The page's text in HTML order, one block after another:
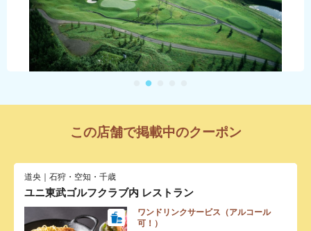
この店舗で掲載中のクーポン
道央｜石狩・空知・千歳
ユニ東武ゴルフクラブ内 レストラン
ワンドリンクサービス（アルコール
可！）